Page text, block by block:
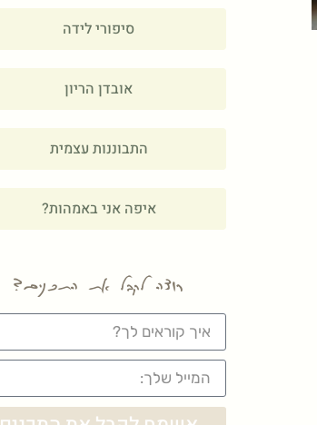
סיפורי לידה
אובדן הריון
התבוננות עצמית
איפה אני באמהות?
רוצה לקבל את התכנים?